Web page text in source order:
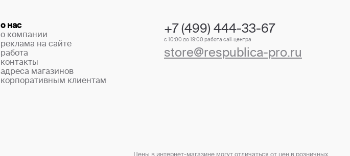
о нас
о компании
реклама на сайте
работа
контакты
адреса магазинов
корпоративным клиентам
+7 (499) 444-33-67
с 10:00 до 19:00 работа call-центра
store@respublica-pro.ru
Цены в интернет-магазине могут отличаться от цен в розничных